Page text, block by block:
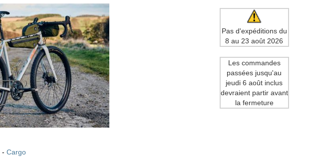
- Cargo
Pas d'expéditions du
8 au 23 août 2026
Les commandes
passées jusqu'au
jeudi 6 août inclus
devraient partir avant
la fermeture